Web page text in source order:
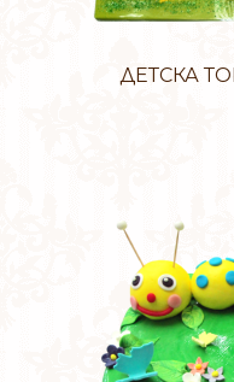
ДЕТСКА